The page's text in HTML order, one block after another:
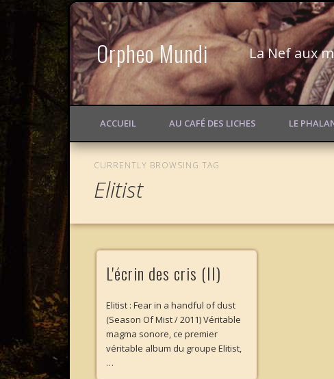
Orpheo Mundi La Nef aux
ACCUEIL AU CAFÉ DES LICHES LE
CURRENTLY BROWSING TAG
Elitist
L'écrin des cris (II)
Elitist : Fear in a handful of dust
(Season Of Mist / 2011) Véritable
magma sonore, ce premier
véritable album du groupe Elitist,
…